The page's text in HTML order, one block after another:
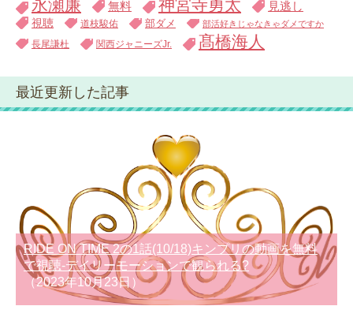
永瀬廉 無料 神宮寺勇太
見逃し
視聴
道枝駿佑 部ダメ 部活好きじゃなきゃダメですか
長尾謙杜 関西ジャニーズJr. 髙橋海人
最近更新した記事
RIDE ON TIME 2の1話(10/18)キンプリの動画を無料
で視聴-デイリーモーションで観られる?
（2023年10月23日）